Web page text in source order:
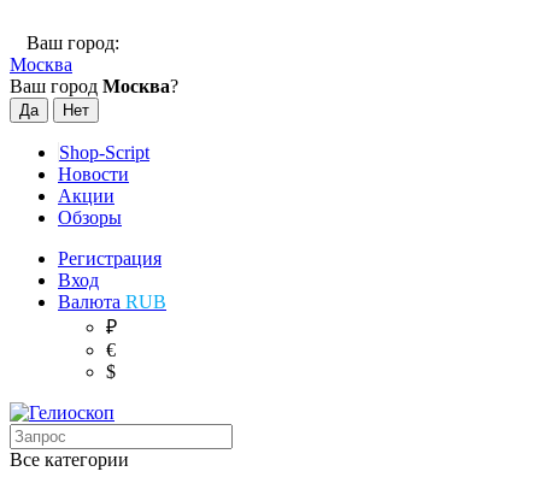
Ваш город:
Москва
Ваш город Москва?
Shop-Script
Новости
Акции
Обзоры
Регистрация
Вход
Валюта RUB
₽
€
$
Все категории